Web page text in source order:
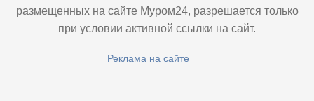
размещенных на сайте Муром24, разрешается только
при условии активной ссылки на сайт.
Реклама на сайте